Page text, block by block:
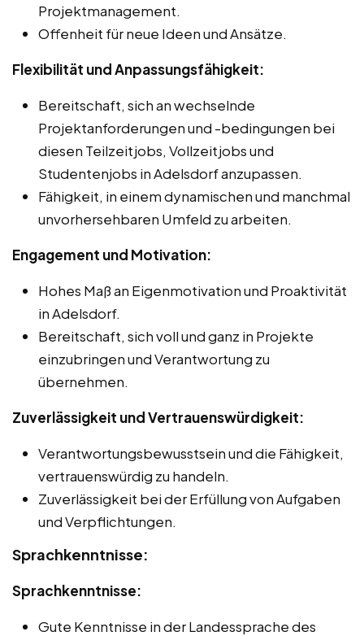
Projektmanagement.
Offenheit für neue Ideen und Ansätze.
Flexibilität und Anpassungsfähigkeit:
Bereitschaft, sich an wechselnde
Projektanforderungen und -bedingungen bei
diesen Teilzeitjobs, Vollzeitjobs und
Studentenjobs in Adelsdorf anzupassen.
Fähigkeit, in einem dynamischen und manchmal
unvorhersehbaren Umfeld zu arbeiten.
Engagement und Motivation:
Hohes Maß an Eigenmotivation und Proaktivität
in Adelsdorf.
Bereitschaft, sich voll und ganz in Projekte
einzubringen und Verantwortung zu
übernehmen.
Zuverlässigkeit und Vertrauenswürdigkeit:
Verantwortungsbewusstsein und die Fähigkeit,
vertrauenswürdig zu handeln.
Zuverlässigkeit bei der Erfüllung von Aufgaben
und Verpflichtungen.
Sprachkenntnisse:
Sprachkenntnisse:
Gute Kenntnisse in der Landessprache des